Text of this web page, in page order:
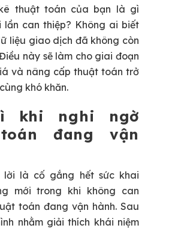
thuật toán của bạn là gì
lần can thiệp? Không ai biết
liệu giao dịch đã không còn
này sẽ làm cho giai đoạn
và nâng cấp thuật toán trở
khó khăn.
khi nghi ngờ
đang vận
lời là cố gắng hết sức khai
mới trong khi không can
toán đang vận hành. Sau
nhằm giải thích khái niệm